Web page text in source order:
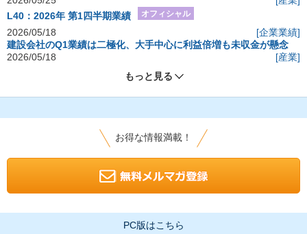
L40：2026年 第1四半期業績
オフィシャル
2026/05/18
[企業業績]
建設会社のQ1業績は二極化、大手中心に利益倍増も未収金が懸念
2026/05/18
[産業]
もっと見る
お得な情報満載！
PC版はこちら